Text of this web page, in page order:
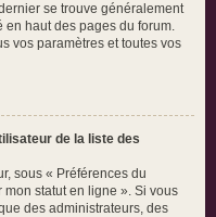
se trouve généralement
en haut des pages du forum.
vos paramètres et toutes vos
de la liste des
sous « Préférences du
mon statut en ligne ». Si vous
des administrateurs, des